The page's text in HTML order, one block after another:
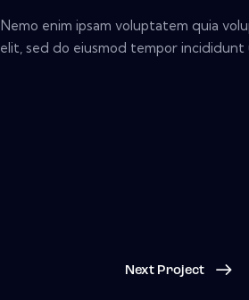
enim ipsam voluptatem quia
sed do eiusmod tempor
Next Project